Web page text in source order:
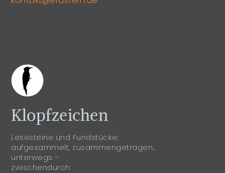
Klopfzeichen
Lesesteine und Fundstücke:
aufgesammelt, zusammengetragen…
unterwegs –
zwischendurch